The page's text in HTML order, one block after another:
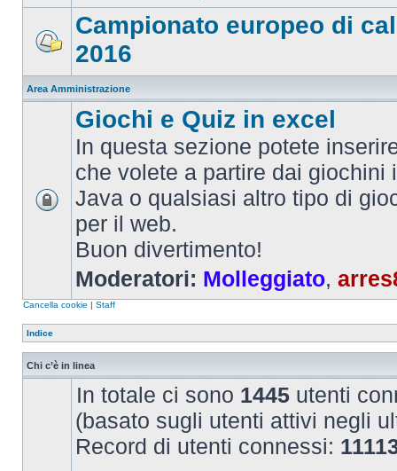
Campionato europeo di
2016
Area Amministrazione
Giochi e Quiz in excel
In questa sezione potete
che volete a partire dai giochini
Java o qualsiasi altro tipo di
per il web.
Buon divertimento!
Moderatori: Molleggiato,
Cancella cookie | Staff
Indice
Chi c’è in linea
In totale ci sono 1445 utenti
(basato sugli utenti attivi negli
Record di utenti connessi: